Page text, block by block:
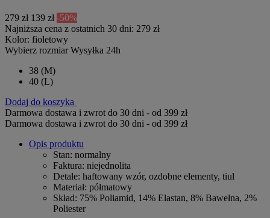
279 zł 139 zł -50%
Najniższa cena z ostatnich 30 dni: 279 zł
Kolor: fioletowy
Wybierz rozmiar Wysyłka 24h
38 (M)
40 (L)
Dodaj do koszyka
Darmowa dostawa i zwrot do 30 dni - od 399 zł
Darmowa dostawa i zwrot do 30 dni - od 399 zł
Opis produktu
Stan: normalny
Faktura: niejednolita
Detale: haftowany wzór, ozdobne elementy, tiul
Materiał: półmatowy
Skład: 75% Poliamid, 14% Elastan, 8% Bawełna, 2%
Poliester